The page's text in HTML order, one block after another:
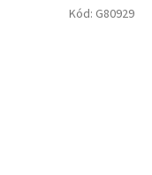
Kód: G80929